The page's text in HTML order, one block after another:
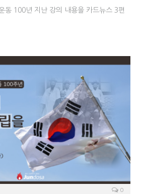
동 100년 지난 강의 내용을 카드뉴스 3편
0